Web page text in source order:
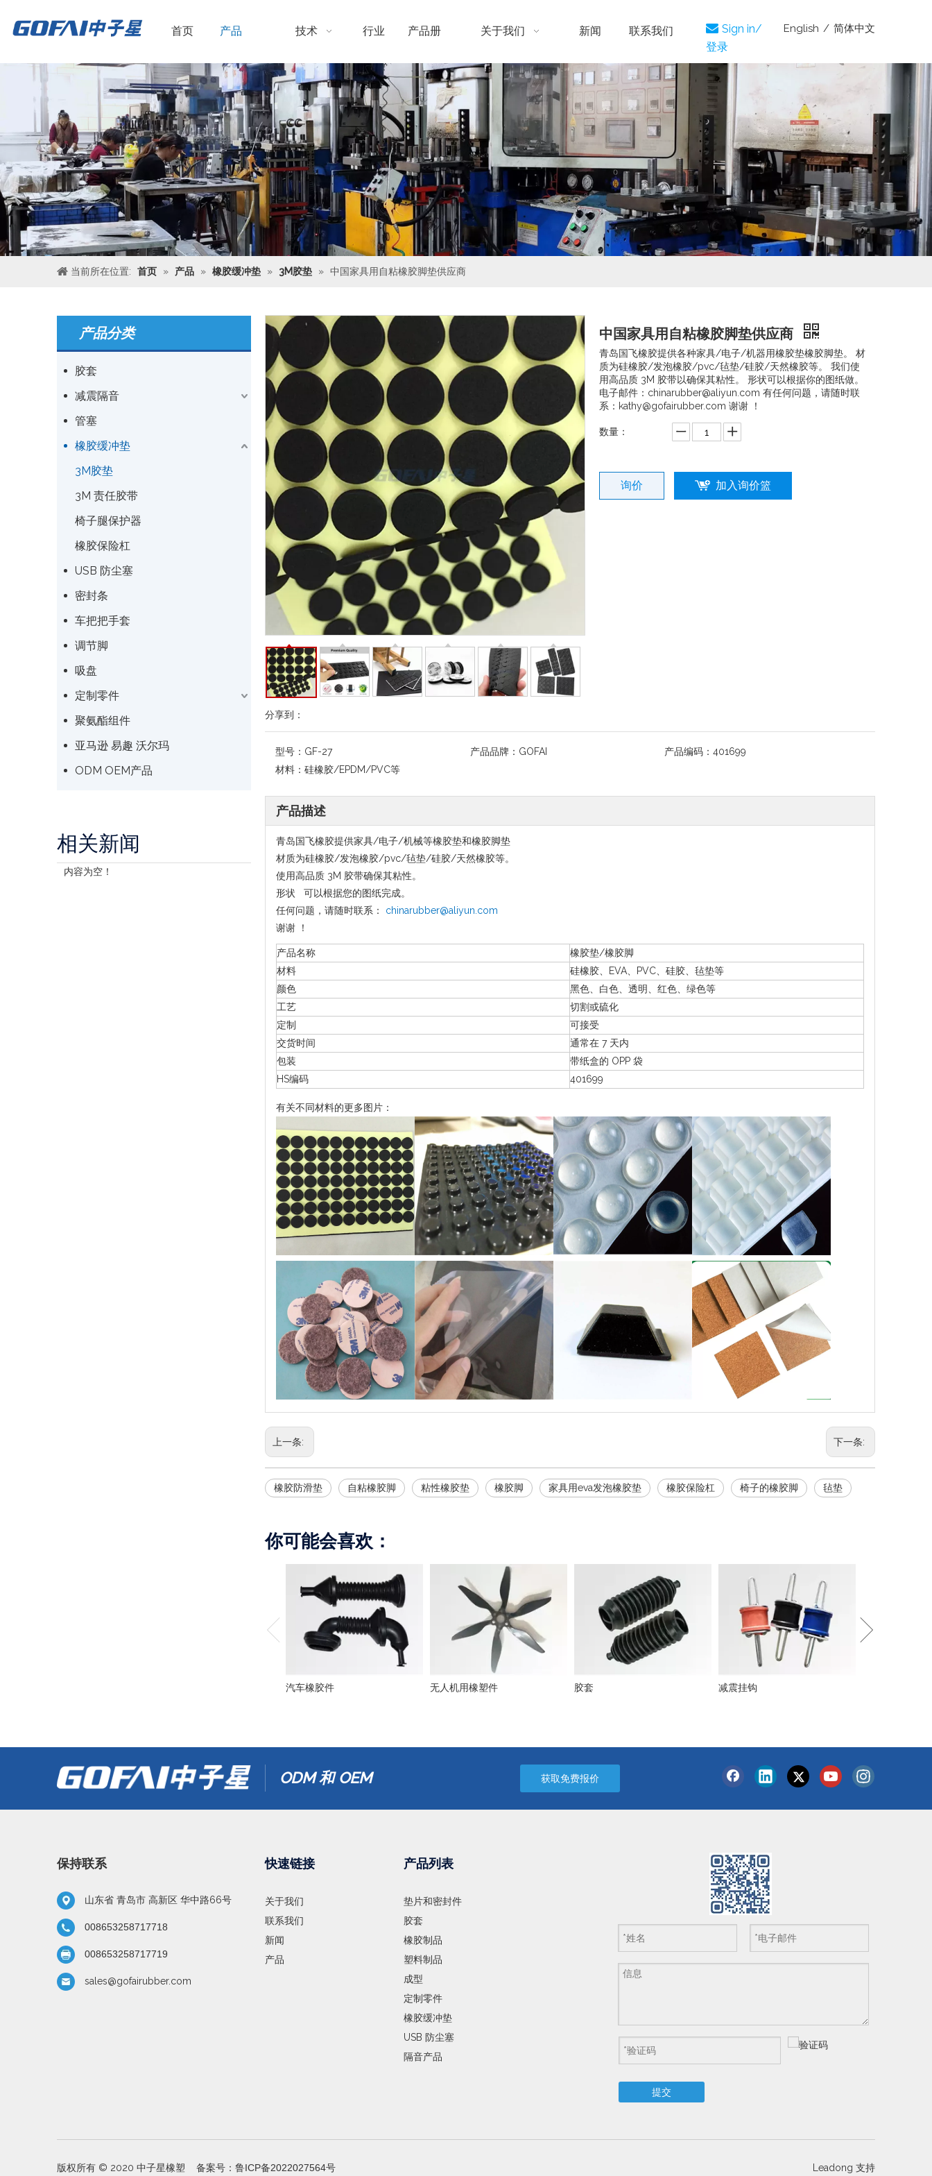
首页 产品 技术 行业 产品册 关于我们 新闻 联系我们  Sign in/
登录
English / 简体中文
当前所在位置: 首页 » 产品 » 橡胶缓冲垫 » 3M胶垫 » 中国家具用自粘橡胶脚垫供应商
产品分类
胶套
减震隔音
管塞
橡胶缓冲垫
3M胶垫
3M 责任胶带
椅子腿保护器
橡胶保险杠
USB 防尘塞
密封条
车把把手套
调节脚
吸盘
定制零件
聚氨酯组件
亚马逊 易趣 沃尔玛
ODM OEM产品
相关新闻
内容为空！
分享到：
中国家具用自粘橡胶脚垫供应商
青岛国飞橡胶提供各种家具/电子/机器用橡胶垫橡胶脚垫。 材
质为硅橡胶/发泡橡胶/pvc/毡垫/硅胶/天然橡胶等。 我们使
用高品质 3M 胶带以确保其粘性。 形状可以根据你的图纸做。
电子邮件：chinarubber@aliyun.com 有任何问题，请随时联
系：kathy@gofairubber.com 谢谢 ！
数量：
询价 加入询价篮
型号： GF-27 产品品牌： GOFAI 产品编码： 401699
材料： 硅橡胶/EPDM/PVC等
产品描述
青岛国飞橡胶提供家具/电子/机械等橡胶垫和橡胶脚垫
材质为硅橡胶/发泡橡胶/pvc/毡垫/硅胶/天然橡胶等。
使用高品质 3M 胶带确保其粘性。
形状 可以根据您的图纸完成。
任何问题，请随时联系： chinarubber@aliyun.com
谢谢 ！
产品名称
橡胶垫/橡胶脚
材料
硅橡胶、EVA、PVC、硅胶、毡垫等
颜色
黑色、白色、透明、红色、绿色等
工艺
切割或硫化
定制
可接受
交货时间
通常在 7 天内
包装
带纸盒的 OPP 袋
HS编码
401699
有关不同材料的更多图片：
上一条: 下一条:
橡胶防滑垫 自粘橡胶脚 粘性橡胶垫 橡胶脚 家具用eva发泡橡胶垫 橡胶保险杠 椅子的橡胶脚 毡垫
你可能会喜欢：
汽车橡胶件 无人机用橡塑件 胶套 减震挂钩
ODM 和 OEM 获取免费报价
保持联系
山东省 青岛市 高新区 华中路66号
008653258717718
008653258717719
sales@gofairubber.com
快速链接
关于我们
联系我们
新闻
产品
产品列表
垫片和密封件
胶套
橡胶制品
塑料制品
成型
定制零件
橡胶缓冲垫
USB 防尘塞
隔音产品
提交
版权所有 © 2020 中子星橡塑 备案号： 鲁ICP备2022027564号 Leadong 支持